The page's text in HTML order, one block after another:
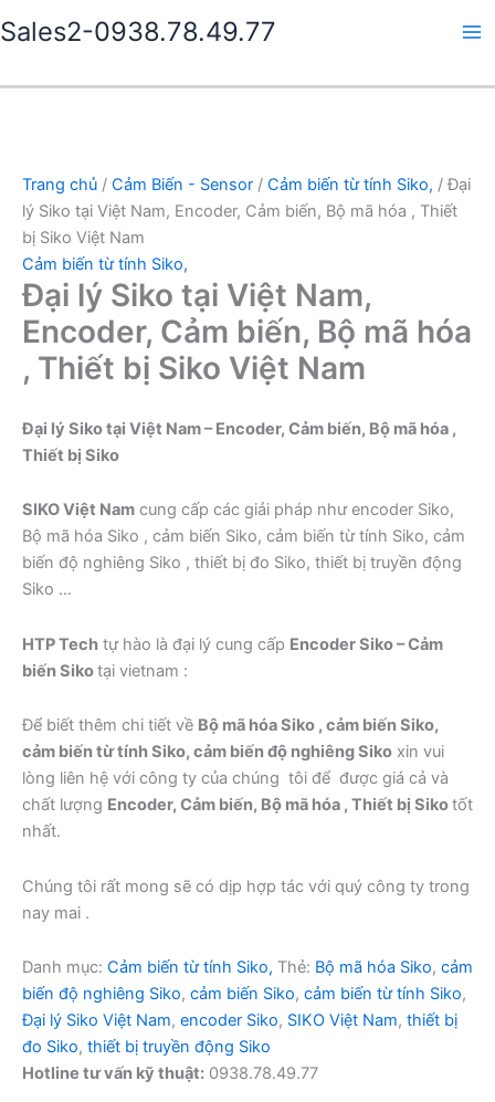
tới
dung
Sales2-0938.78.49.77
Trang chủ / Cảm Biến - Sensor / Cảm biến từ tính Siko, / Đại
lý Siko tại Việt Nam, Encoder, Cảm biến, Bộ mã hóa , Thiết
bị Siko Việt Nam
Cảm biến từ tính Siko,
Đại lý Siko tại Việt Nam,
Encoder, Cảm biến, Bộ mã hóa
, Thiết bị Siko Việt Nam
Đại lý Siko tại Việt Nam – Encoder, Cảm biến, Bộ mã hóa ,
Thiết bị Siko
SIKO Việt Nam cung cấp các giải pháp như encoder Siko,
Bộ mã hóa Siko , cảm biến Siko, cảm biến từ tính Siko, cảm
biến độ nghiêng Siko , thiết bị đo Siko, thiết bị truyền động
Siko …
HTP Tech tự hào là đại lý cung cấp Encoder Siko – Cảm
biến Sikotại vietnam :
Để biết thêm chi tiết về Bộ mã hóa Siko , cảm biến Siko,
cảm biến từ tính Siko, cảm biến độ nghiêng Siko xin vui
lòng liên hệ với công ty của chúng tôi để được giá cả và
chất lượng Encoder, Cảm biến, Bộ mã hóa , Thiết bị Sikotốt
nhất.
Chúng tôi rất mong sẽ có dịp hợp tác với quý công ty trong
nay mai .
Danh mục: Cảm biến từ tính Siko, Thẻ: Bộ mã hóa Siko, cảm
biến độ nghiêng Siko, cảm biến Siko, cảm biến từ tính Siko,
Đại lý Siko Việt Nam, encoder Siko, SIKO Việt Nam, thiết bị
đo Siko, thiết bị truyền động Siko
Hotline tư vấn kỹ thuật: 0938.78.49.77